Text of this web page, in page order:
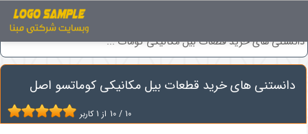
دانستنی های خرید قطعات بیل مکانیکی کومات ...
دانستنی های خرید قطعات بیل مکانیکی کوماتسو اصل
10 / 10 از 1 کاربر